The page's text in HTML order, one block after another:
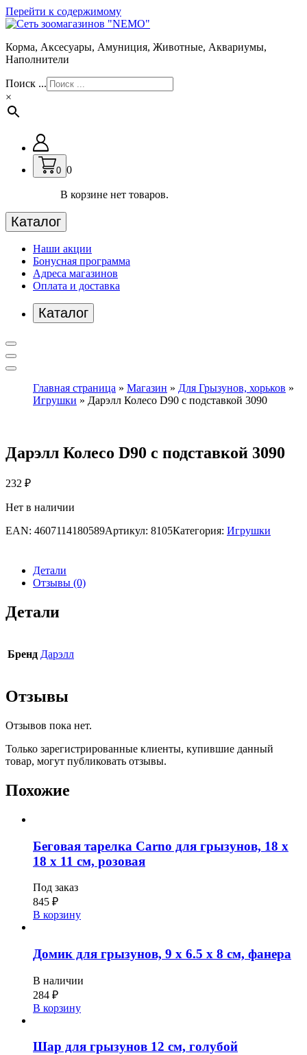
Перейти к содержимому
Корма, Аксесуары, Амуниция, Животные, Аквариумы,
Наполнители
Поиск ...
×
0 0
В корзине нет товаров.
Каталог
Наши акции
Бонусная программа
Адреса магазинов
Оплата и доставка
Каталог
Главная страница » Магазин » Для Грызунов, хорьков »
Игрушки » Дарэлл Колесо D90 с подставкой 3090
Дарэлл Колесо D90 с подставкой 3090
232 ₽
Нет в наличии
EAN: 4607114180589Артикул: 8105Категория: Игрушки
Детали
Отзывы (0)
Детали
Бренд Дарэлл
Отзывы
Отзывов пока нет.
Только зарегистрированные клиенты, купившие данный
товар, могут публиковать отзывы.
Похожие
Беговая тарелка Carno для грызунов, 18 х
18 х 11 см, розовая
Под заказ
845 ₽
В корзину
Домик для грызунов, 9 х 6.5 х 8 см, фанера
В наличии
284 ₽
В корзину
Шар для грызунов 12 см, голубой